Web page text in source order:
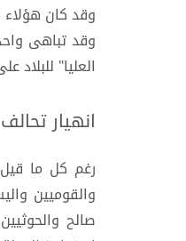
وقد كان هؤلاء
وقد تباهى
العليا" للبلاد
انهيار
رغم كل ما
صالح